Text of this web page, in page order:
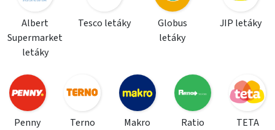
Albert
Supermarket
letáky
Tesco letáky
Globus
letáky
JIP letáky
Penny
Terno
Makro
Ratio
TETA